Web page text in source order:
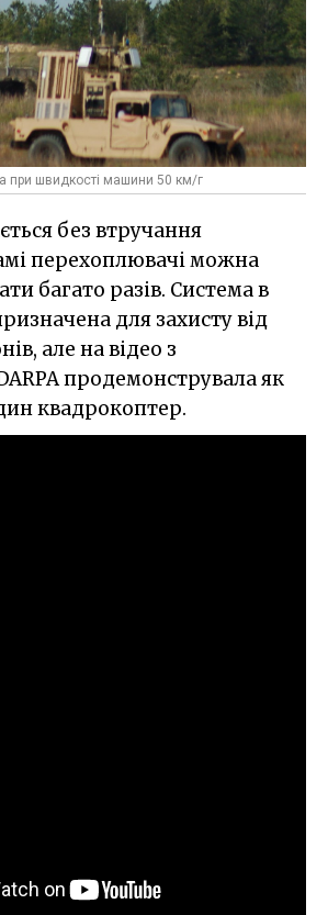
при швидкості машини 50 км/г
без втручання
перехоплювачі можна
багато разів. Система в
для захисту від
але на відео з
продемонструвала як
квадрокоптер.